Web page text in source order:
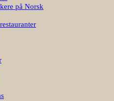
på Norsk